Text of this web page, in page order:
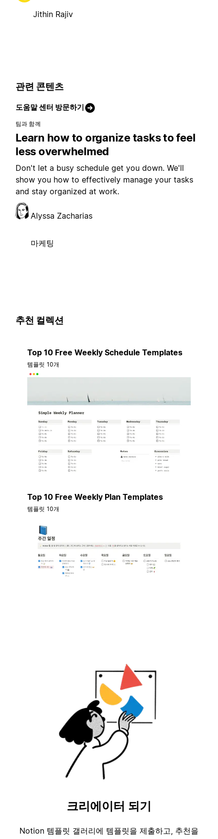
Jithin Rajiv
관련 콘텐츠
도움말 센터 방문하기
팀과 함께
Learn how to organize tasks to feel
less overwhelmed
Don't let a busy schedule get you down. We'll
show you how to effectively manage your tasks
and stay organized at work.
Alyssa Zacharias
마케팅
추천 컬렉션
Top 10 Free Weekly Schedule Templates
템플릿 10개
Top 10 Free Weekly Plan Templates
템플릿 10개
크리에이터 되기
Notion 템플릿 갤러리에 템플릿을 제출하고, 추천을